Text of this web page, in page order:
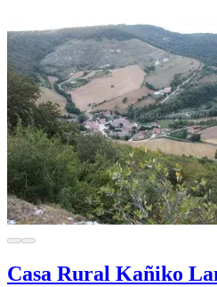
Casa Rural Kañiko